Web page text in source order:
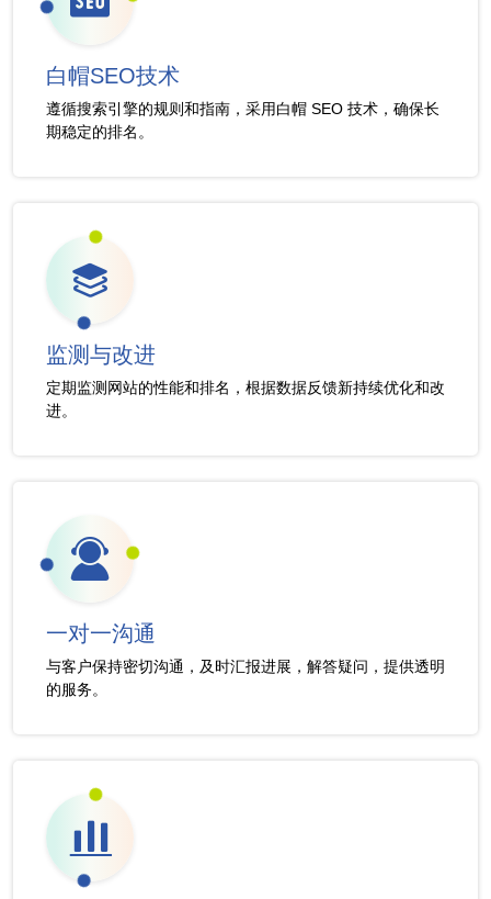
白帽SEO技术
遵循搜索引擎的规则和指南，采用白帽 SEO 技术，确保长
期稳定的排名。
监测与改进
定期监测网站的性能和排名，根据数据反馈新持续优化和改
进。
一对一沟通
与客户保持密切沟通，及时汇报进展，解答疑问，提供透明
的服务。